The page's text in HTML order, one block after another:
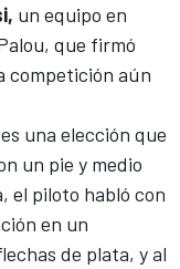
un equipo en
, que firmó
competición aún
una elección que
un pie y medio
el piloto habló con
en un
de plata, y al